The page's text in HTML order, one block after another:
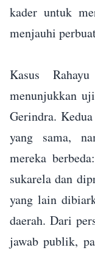
kader untuk
menjauhi
Kasus
menunjukkan
Gerindra.
yang sama,
mereka
sukarela dan
yang lain
daerah. Dari
jawab publik,